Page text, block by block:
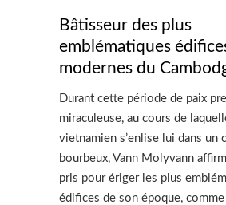
Bâtisseur des plus
emblématiques
modernes du
Durant cette période de paix
miraculeuse, au cours de
vietnamien s’enlise lui dans un
bourbeux, Vann Molyvann
pris pour ériger les plus
édifices de son époque,